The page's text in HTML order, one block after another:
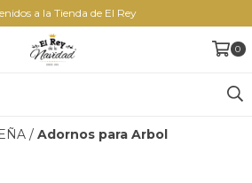
a la Tienda de El Rey
0
/ Adornos para Arbol